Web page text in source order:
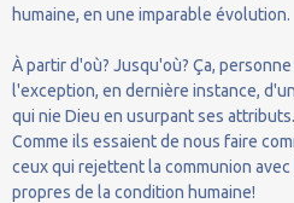
humaine, en une imparable évolution.
À partir d'où? Jusqu'où? Ça,
l'exception, en dernière instance,
qui nie Dieu en usurpant ses attributs.
Comme ils essaient de nous faire
ceux qui rejettent la communion
propres de la condition humaine!